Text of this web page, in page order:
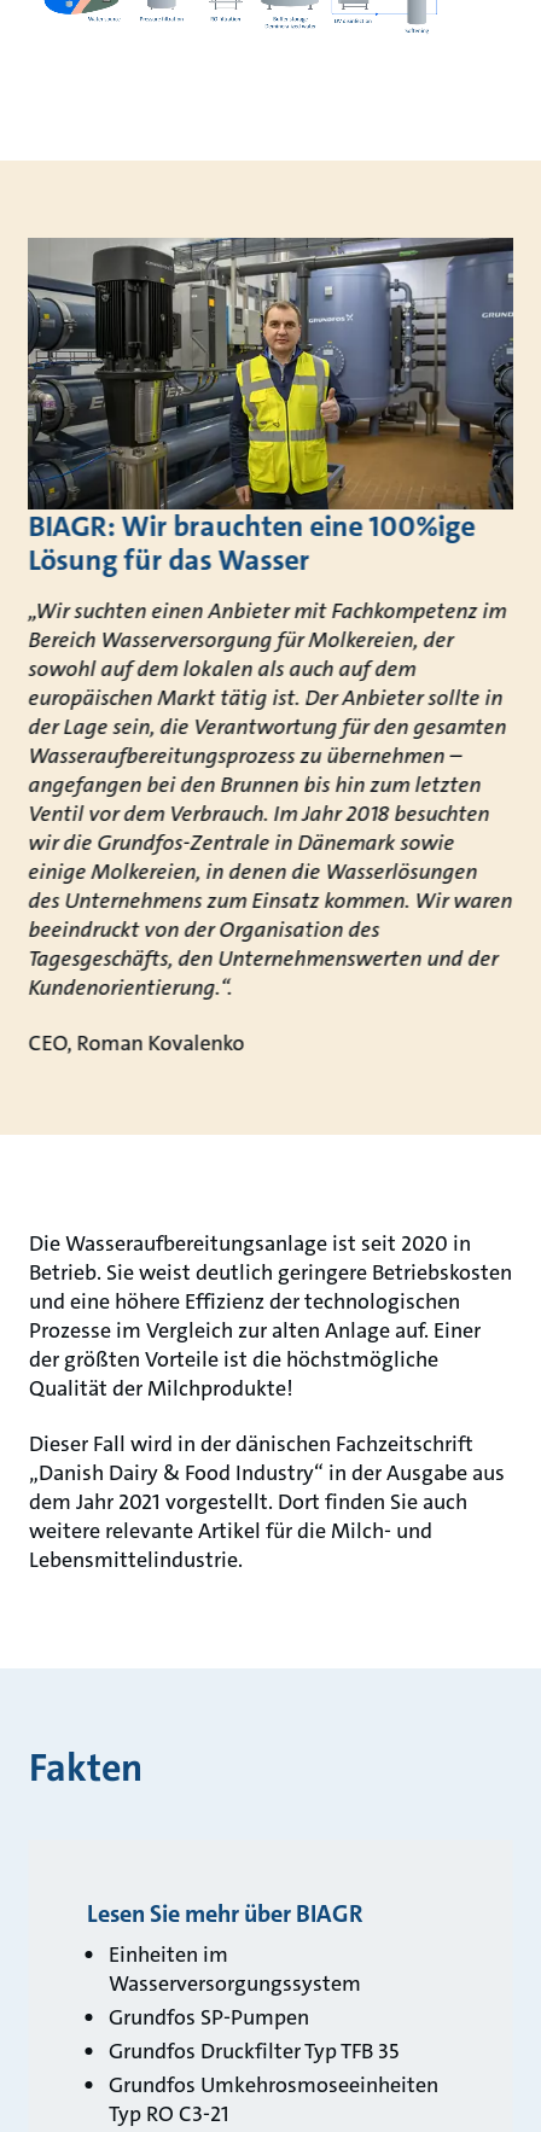
BIAGR: Wir brauchten eine 100%ige
Lösung für das Wasser
„Wir suchten einen Anbieter mit Fachkompetenz im
Bereich Wasserversorgung für Molkereien, der
sowohl auf dem lokalen als auch auf dem
europäischen Markt tätig ist. Der Anbieter sollte in
der Lage sein, die Verantwortung für den gesamten
Wasseraufbereitungsprozess zu übernehmen –
angefangen bei den Brunnen bis hin zum letzten
Ventil vor dem Verbrauch. Im Jahr 2018 besuchten
wir die Grundfos-Zentrale in Dänemark sowie
einige Molkereien, in denen die Wasserlösungen
des Unternehmens zum Einsatz kommen. Wir waren
beeindruckt von der Organisation des
Tagesgeschäfts, den Unternehmenswerten und der
Kundenorientierung.“.
CEO, Roman Kovalenko
Die Wasseraufbereitungsanlage ist seit 2020 in
Betrieb. Sie weist deutlich geringere Betriebskosten
und eine höhere Effizienz der technologischen
Prozesse im Vergleich zur alten Anlage auf. Einer
der größten Vorteile ist die höchstmögliche
Qualität der Milchprodukte!
Dieser Fall wird in der dänischen Fachzeitschrift
„Danish Dairy & Food Industry“ in der Ausgabe aus
dem Jahr 2021 vorgestellt. Dort finden Sie auch
weitere relevante Artikel für die Milch- und
Lebensmittelindustrie.
Fakten
Lesen Sie mehr über BIAGR
Einheiten im
Wasserversorgungssystem
Grundfos SP‑Pumpen
Grundfos Druckfilter Typ TFB 35
Grundfos Umkehrosmoseeinheiten
Typ RO C3‑21